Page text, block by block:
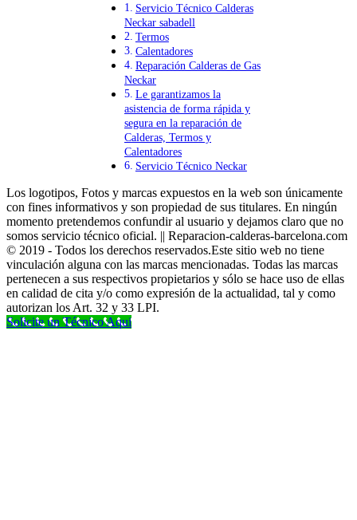
Servicio Técnico Calderas
Neckar sabadell
Termos
Calentadores
Reparación Calderas de Gas
Neckar
Le garantizamos la
asistencia de forma rápida y
segura en la reparación de
Calderas, Termos y
Calentadores
Servicio Técnico Neckar
Los logotipos, Fotos y marcas expuestos en la web son únicamente
con fines informativos y son propiedad de sus titulares. En ningún
momento pretendemos confundir al usuario y dejamos claro que no
somos servicio técnico oficial. || Reparacion-calderas-barcelona.com
© 2019 - Todos los derechos reservados.Este sitio web no tiene
vinculación alguna con las marcas mencionadas. Todas las marcas
pertenecen a sus respectivos propietarios y sólo se hace uso de ellas
en calidad de cita y/o como expresión de la actualidad, tal y como
autorizan los Art. 32 y 33 LPI.
Solicite un Técnico Aqui